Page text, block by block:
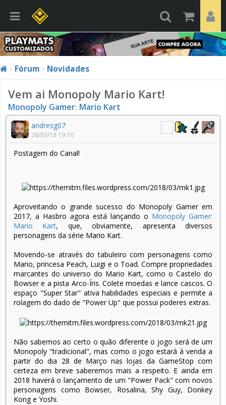
Fórum Novidades
Vem ai Monopoly Mario Kart!
Monopoly Gamer: Mario Kart
andresg07
28/03/18 19:10
Postagem do Canal!
Aproveitando o grande sucesso do Monopoly Gamer em
2017, a Hasbro agora está lançando o Monopoly Gamer:
Mario Kart, que, obviamente, apresenta diversos
personagens da série Mario Kart.
Movendo-se através do tabuleiro com personagens como
Mario, princesa Peach, Luigi e o Toad. Compre propriedades
marcantes do universo do Mario Kart, como o Castelo do
Bowser e a pista Arco-Íris. Colete moedas e lance cascos. O
espaço "Super Star" ativa habilidades especiais e permite a
rolagem do dado de "Power Up" que possui poderes extras.
Não sabemos ao certo o quão diferente o jogo será de um
Monopoly "tradicional", mas como o jogo estará à venda a
partir do dia 28 de Março nas lojas da GameStop com
certeza em breve saberemos mais a respeito. E ainda em
2018 haverá o lançamento de um "Power Pack" com novos
personagens como Bowser, Rosalina, Shy Guy, Donkey
Kong e Yoshi.